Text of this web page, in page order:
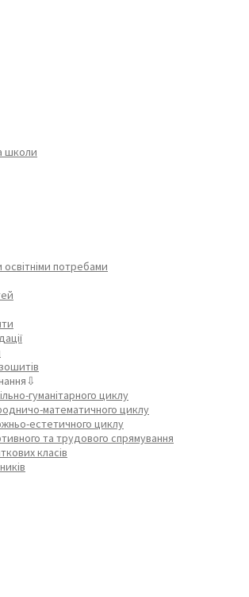
школи
потребами
гуманітарного циклу
математичного циклу
естетичного циклу
та трудового спрямування
класів